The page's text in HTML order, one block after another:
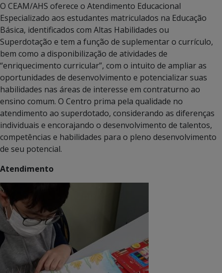
O CEAM/AHS oferece o Atendimento Educacional
Especializado aos estudantes matriculados na Educação
Básica, identificados com Altas Habilidades ou
Superdotação e tem a função de suplementar o currículo,
bem como a disponibilização de atividades de
“enriquecimento curricular”, com o intuito de ampliar as
oportunidades de desenvolvimento e potencializar suas
habilidades nas áreas de interesse em contraturno ao
ensino comum. O Centro prima pela qualidade no
atendimento ao superdotado, considerando as diferenças
individuais e encorajando o desenvolvimento de talentos,
competências e habilidades para o pleno desenvolvimento
de seu potencial.
Atendimento